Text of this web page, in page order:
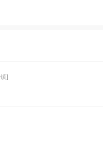
]